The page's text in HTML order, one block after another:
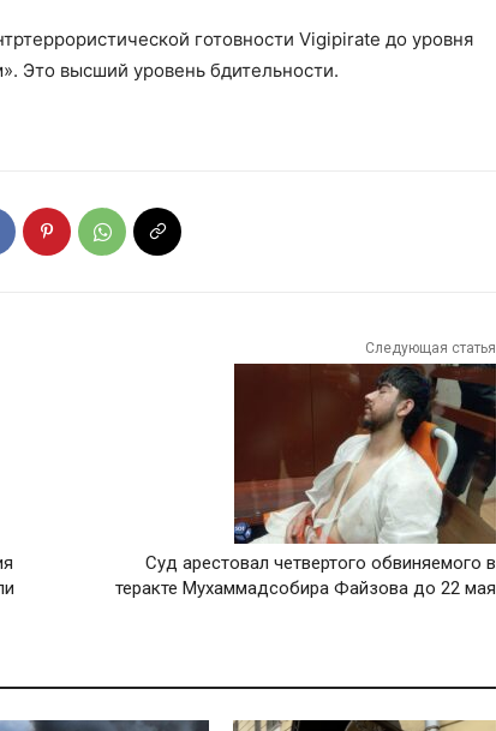
готовности Vigipirate до уровня
Это высший уровень бдительности.
Следующая статья
Суд арестовал четвертого обвиняемого в
теракте Мухаммадсобира Файзова до 22 мая